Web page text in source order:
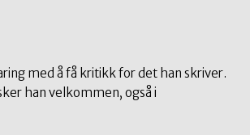
med å få kritikk for det han skriver.
han velkommen, også i